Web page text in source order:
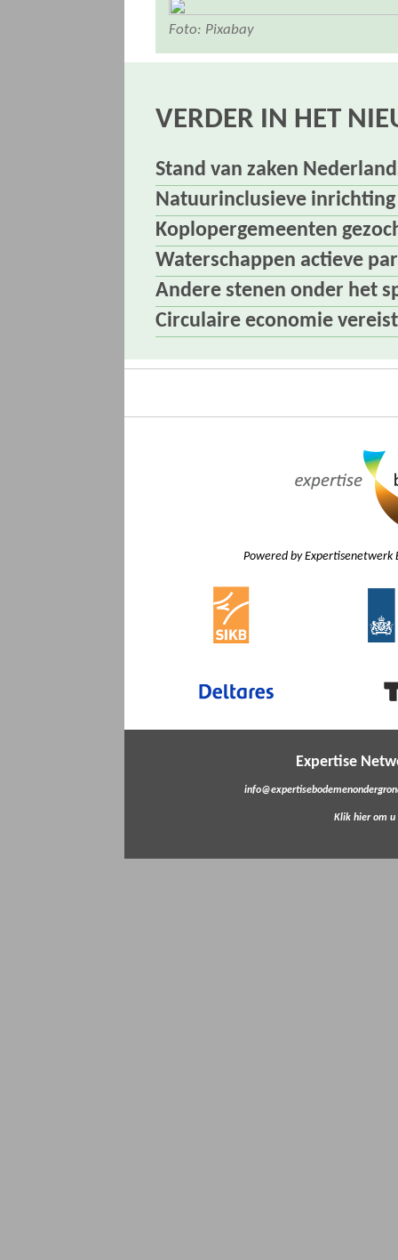
Foto: Pixabay
VERDER IN HET
Stand van zaken
Natuurinclusieve
Koplopergemeenten
Waterschappen actieve
Andere stenen onder het
Circulaire economie
Powered by Expertisenetwerk
Expertise
Klik hier om u